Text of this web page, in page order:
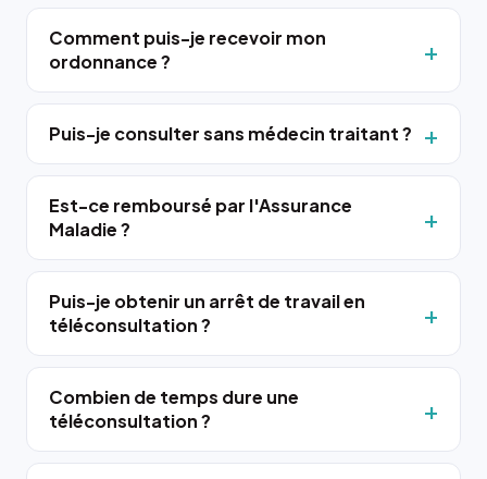
Comment puis-je recevoir mon
ordonnance ?
Puis-je consulter sans médecin traitant ?
Est-ce remboursé par l'Assurance
Maladie ?
Puis-je obtenir un arrêt de travail en
téléconsultation ?
Combien de temps dure une
téléconsultation ?